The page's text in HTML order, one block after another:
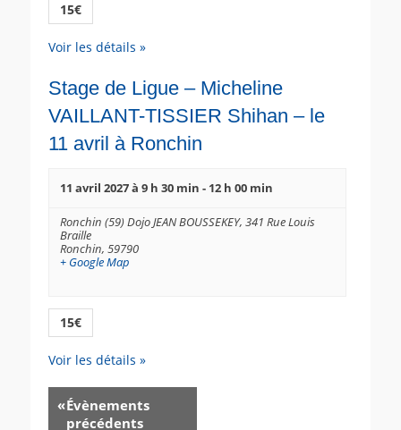
15€
Voir les détails »
Stage de Ligue – Micheline
VAILLANT-TISSIER Shihan – le
11 avril à Ronchin
11 avril 2027 à 9 h 30 min - 12 h 00 min
Ronchin (59) Dojo JEAN BOUSSEKEY, 341 Rue Louis
Braille
Ronchin, 59790
+ Google Map
15€
Voir les détails »
«Évènements
précédents